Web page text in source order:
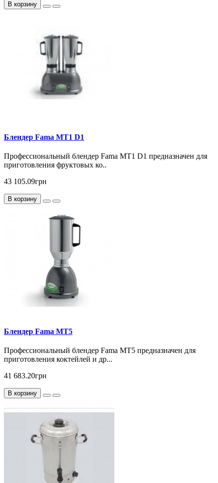
В корзину
Блендер Fama MT1 D1
Профессиональный блендер Fama MT1 D1 предназначен для
приготовления фруктовых ко..
43 105.09грн
В корзину
Блендер Fama MT5
Профессиональный блендер Fama MT5 предназначен для
приготовления коктейлей и др...
41 683.20грн
В корзину